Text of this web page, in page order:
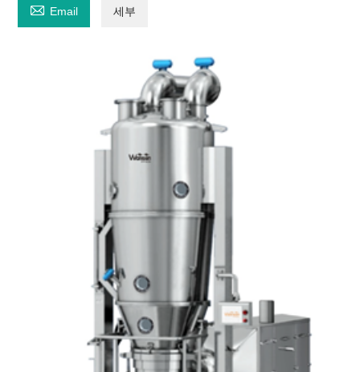
 Email 세부